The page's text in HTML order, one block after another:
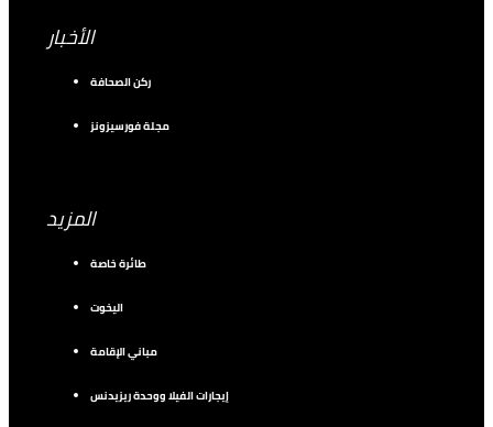
الأخبار
ركن الصحافة
مجلة فورسيزونز
المزيد
طائرة خاصة
اليخوت
مباني الإقامة
إيجارات الفيلا ووحدة ريزيدنس